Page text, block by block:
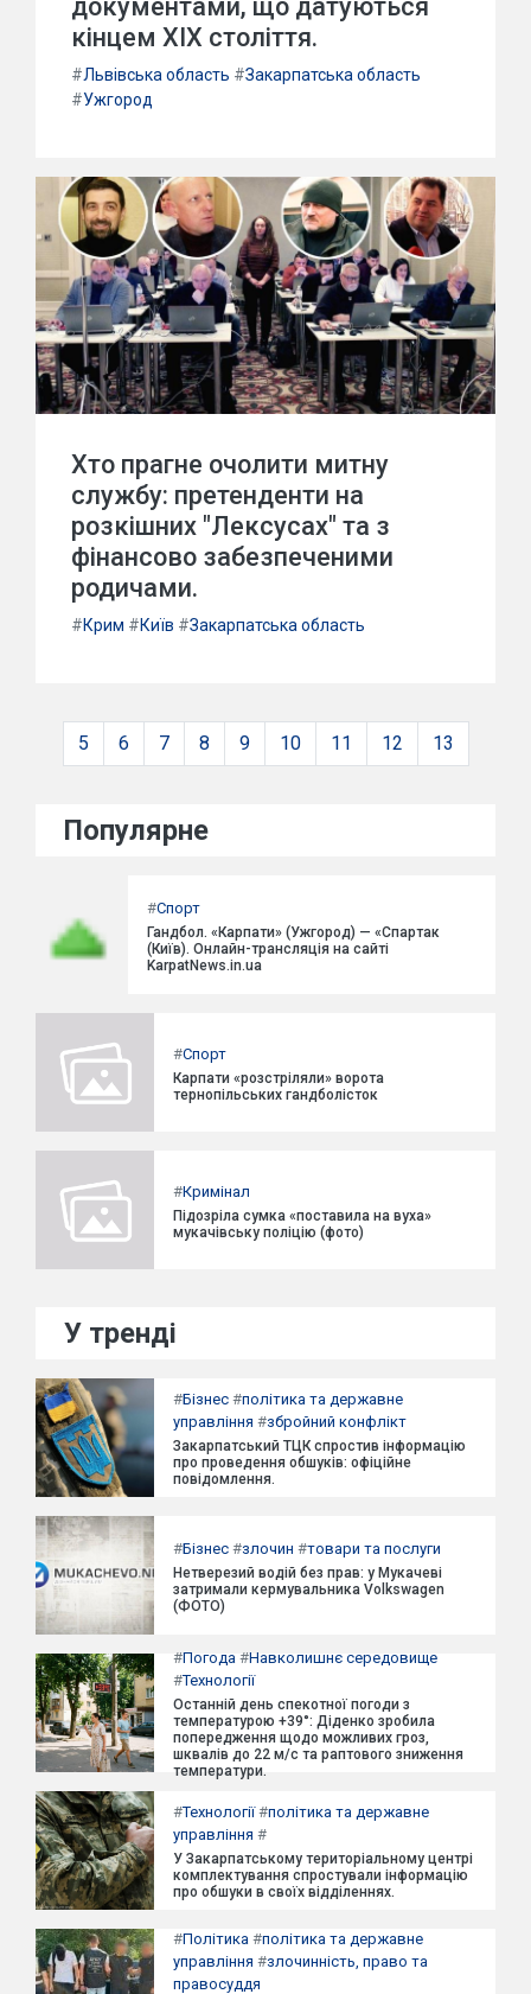
документами, що датуються
кінцем XIX століття.
#Львівська область #Закарпатська область
#Ужгород
Хто прагне очолити митну
службу: претенденти на
розкішних "Лексусах" та з
фінансово забезпеченими
родичами.
#Крим #Київ #Закарпатська область
5 6 7 8 9 10 11 12 13
Популярне
#Спорт
Гандбол. «Карпати» (Ужгород) — «Спартак
(Київ). Онлайн-трансляція на сайті
KarpatNews.in.ua
#Спорт
Карпати «розстріляли» ворота
тернопільських гандболісток
#Кримінал
Підозріла сумка «поставила на вуха»
мукачівську поліцію (фото)
У тренді
#Бізнес #політика та державне
управління #збройний конфлікт
Закарпатський ТЦК спростив інформацію
про проведення обшуків: офіційне
повідомлення.
#Бізнес #злочин #товари та послуги
Нетверезий водій без прав: у Мукачеві
затримали кермувальника Volkswagen
(ФОТО)
#Погода #Навколишнє середовище
#Технології
Останній день спекотної погоди з
температурою +39°: Діденко зробила
попередження щодо можливих гроз,
шквалів до 22 м/с та раптового зниження
температури.
#Технології#політика та державне
управління #
У Закарпатському територіальному центрі
комплектування спростували інформацію
про обшуки в своїх відділеннях.
#Політика #політика та державне
управління #злочинність, право та
правосуддя